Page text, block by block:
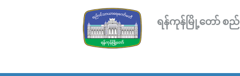
ရန်ကုန်မြို့တော် စ